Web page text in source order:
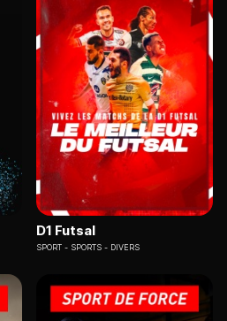
D1 Futsal
SPORT SPORTS - DIVERS